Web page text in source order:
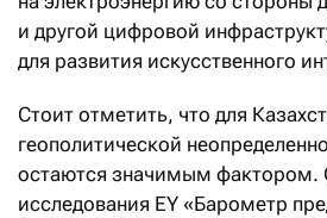
и другой цифровой
для развития искусственного
Стоит отметить, что для
геополитической
остаются значимым фактором.
исследования EY «Барометр